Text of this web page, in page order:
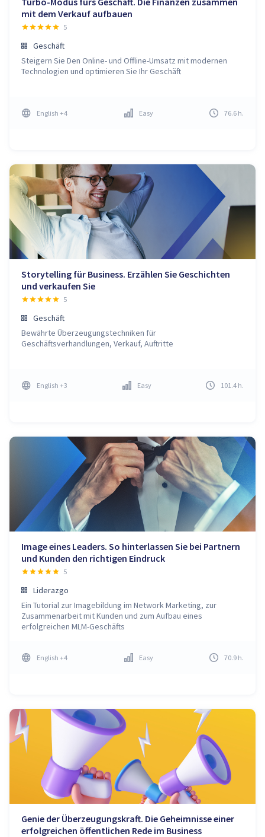
mit dem Verkauf aufbauen
5
Geschäft
Steigern Sie Den Online- und Offline-Umsatz mit modernen
Technologien und optimieren Sie Ihr Geschäft
English +4 Easy 76.6 h.
Storytelling für Business. Erzählen Sie Geschichten
und verkaufen Sie
5
Geschäft
Bewährte Überzeugungstechniken für
Geschäftsverhandlungen, Verkauf, Auftritte
English +3 Easy 101.4 h.
Image eines Leaders. So hinterlassen Sie bei Partnern
und Kunden den richtigen Eindruck
5
Liderazgo
Ein Tutorial zur Imagebildung im Network Marketing, zur
Zusammenarbeit mit Kunden und zum Aufbau eines
erfolgreichen MLM-Geschäfts
English +4 Easy 70.9 h.
Genie der Überzeugungskraft. Die Geheimnisse einer
erfolgreichen öffentlichen Rede im Business